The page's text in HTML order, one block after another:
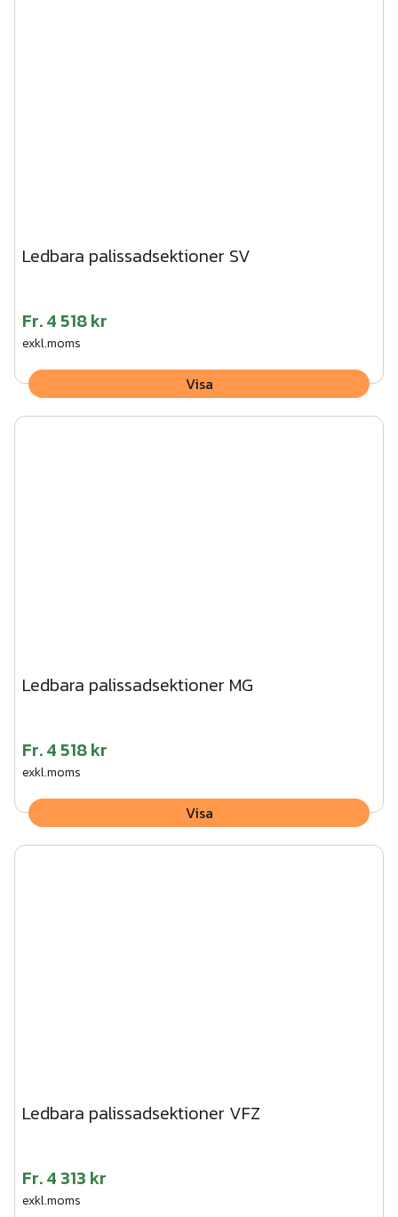
Ledbara palissadsektioner SV
Fr.4 518 kr
exkl.moms
Visa
Ledbara palissadsektioner MG
Fr.4 518 kr
exkl.moms
Visa
Ledbara palissadsektioner VFZ
Fr.4 313 kr
exkl.moms